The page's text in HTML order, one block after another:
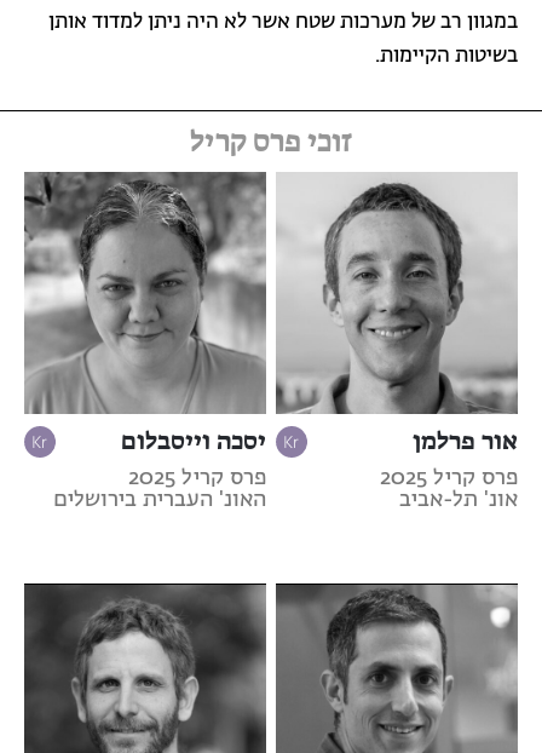
במגוון רב של מערכות שטח אשר לא היה ניתן למדוד אותן
בשיטות הקיימות.
זוכי פרס קריל
אור פרלמן
פרס קריל 2025
אונ' תל-אביב
יסכה וייסבלום
פרס קריל 2025
האונ' העברית בירושלים